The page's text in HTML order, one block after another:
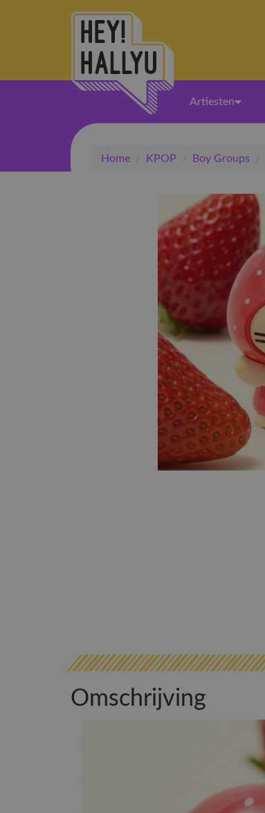
Artiesten
Home / KPOP / Boy Groups /
Omschrijving